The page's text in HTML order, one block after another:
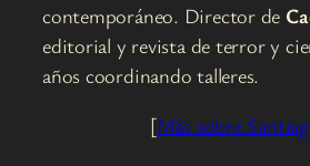
contemporáneo. Director de
editorial y revista de terror y
años coordinando talleres.
[Más sobre